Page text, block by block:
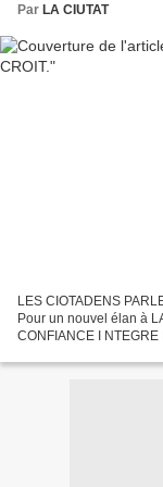
Par LA CIUTAT
LES CIOTADENS
Pour un nouvel élan à
CONFIANCE I NTEGRE
PROVENCE...